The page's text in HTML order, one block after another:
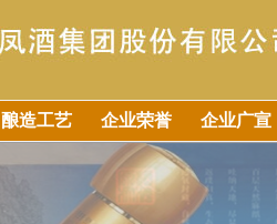
酿造工艺 企业荣誉 企业广宣